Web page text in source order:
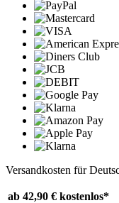
Versandkosten für
ab 42,90 € kostenlos*